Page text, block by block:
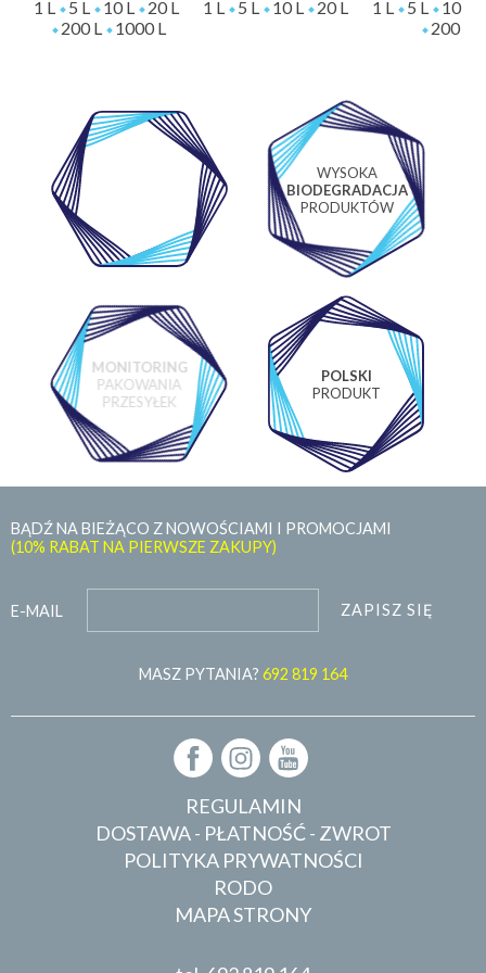
1 L 5 L 10 L
20 L
200 L
1000 L
1 L 5 L 10 L 20 L 1 L 5 L
10 L
200 L
WYSOKA
BIODEGRADACJA
PRODUKTÓW
MONITORING
PAKOWANIA
PRZESYŁEK
POLSKI
PRODUKT
BĄDŹ NA BIEŻĄCO Z NOWOŚCIAMI I PROMOCJAMI
(10% RABAT NA PIERWSZE ZAKUPY)
E-MAIL ZAPISZ SIĘ
MASZ PYTANIA? 692 819 164
REGULAMIN
DOSTAWA - PŁATNOŚĆ - ZWROT
POLITYKA PRYWATNOŚCI
RODO
MAPA STRONY